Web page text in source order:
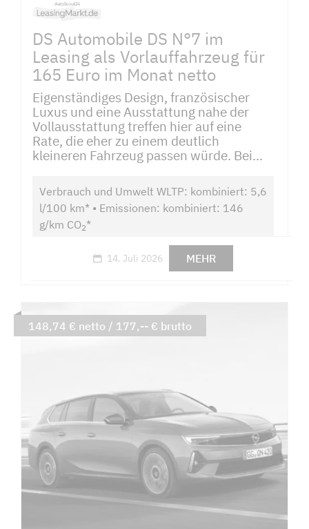
DS Automobile DS N°7 im
Leasing als Vorlauffahrzeug für
165 Euro im Monat netto
Eigenständiges Design, französischer
Luxus und eine Ausstattung nahe der
Vollausstattung treffen hier auf eine
Rate, die eher zu einem deutlich
kleineren Fahrzeug passen würde. Bei...
Verbrauch und Umwelt WLTP: kombiniert: 5,6
l/100 km* • Emissionen: kombiniert: 146
g/km CO2*
14. Juli 2026 MEHR
148,74 € netto / 177,-- € brutto